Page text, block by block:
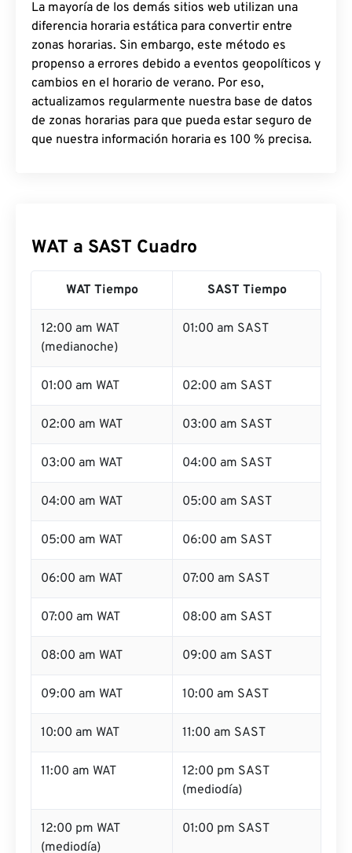
La mayoría de los demás sitios web utilizan una
diferencia horaria estática para convertir entre
zonas horarias. Sin embargo, este método es
propenso a errores debido a eventos geopolíticos y
cambios en el horario de verano. Por eso,
actualizamos regularmente nuestra base de datos
de zonas horarias para que pueda estar seguro de
que nuestra información horaria es 100 % precisa.
WAT a SAST Cuadro
WAT Tiempo SAST Tiempo
12:00 am WAT
(medianoche)
01:00 am SAST
01:00 am WAT 02:00 am SAST
02:00 am WAT 03:00 am SAST
03:00 am WAT 04:00 am SAST
04:00 am WAT 05:00 am SAST
05:00 am WAT 06:00 am SAST
06:00 am WAT 07:00 am SAST
07:00 am WAT 08:00 am SAST
08:00 am WAT 09:00 am SAST
09:00 am WAT 10:00 am SAST
10:00 am WAT 11:00 am SAST
11:00 am WAT
12:00 pm SAST
(mediodía)
12:00 pm WAT
(mediodía)
01:00 pm SAST